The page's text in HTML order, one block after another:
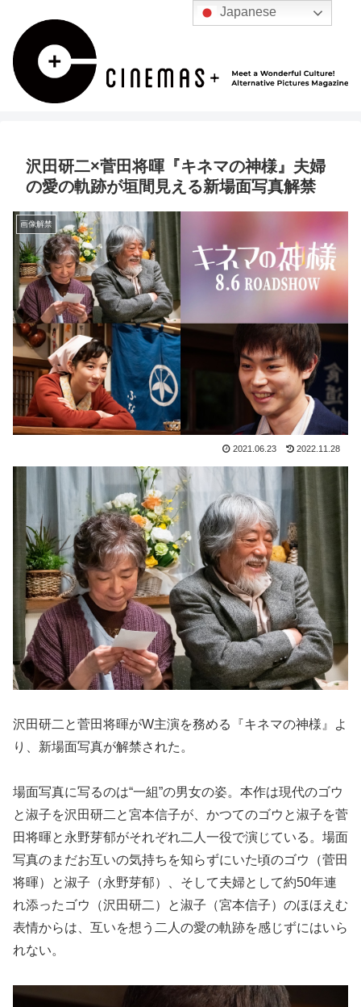
沢田研二×菅田将暉『キネマの神様』夫婦
の愛の軌跡が垣間見える新場面写真解禁
画像解禁
2021.06.23 2022.11.28
沢田研二と菅田将暉がW主演を務める『キネマの神様』よ
り、新場面写真が解禁された。
場面写真に写るのは“一組”の男女の姿。本作は現代のゴウ
と淑子を沢田研二と宮本信子が、かつてのゴウと淑子を菅
田将暉と永野芽郁がそれぞれ二人一役で演じている。場面
写真のまだお互いの気持ちを知らずにいた頃のゴウ（菅田
将暉）と淑子（永野芽郁）、そして夫婦として約50年連
れ添ったゴウ（沢田研二）と淑子（宮本信子）のほほえむ
表情からは、互いを想う二人の愛の軌跡を感じずにはいら
れない。
Japanese